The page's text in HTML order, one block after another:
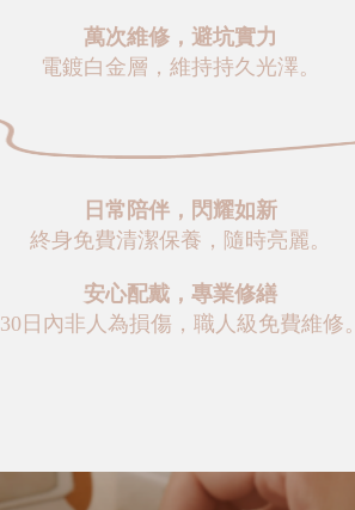
萬次維修，避坑實力
電鍍白金層，維持持久光澤。
日常陪伴，閃耀如新
終身免費清潔保養，隨時亮麗。
安心配戴，專業修繕
30日內非人為損傷，職人級免費維修。